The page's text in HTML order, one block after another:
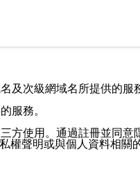
及次級網域名所提供的
服務。
方使用。通過註冊並同意
聲明或與個人資料相關